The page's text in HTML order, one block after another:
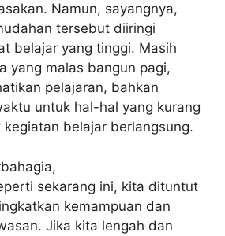
Namun, sayangnya,
tersebut diiringi
belajar yang tinggi. Masih
yang malas bangun pagi,
pelajaran, bahkan
untuk hal-hal yang kurang
belajar berlangsung.
sekarang ini, kita dituntut
kemampuan dan
Jika kita lengah dan